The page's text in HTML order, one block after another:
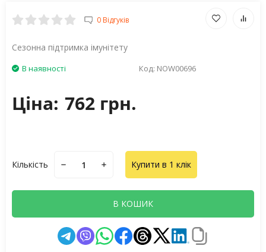
0 Відгуків
Сезонна підтримка імунітету
В наявності Код: NOW00696
Ціна: 762 грн.
Кількість Купити в 1 клік
В КОШИК